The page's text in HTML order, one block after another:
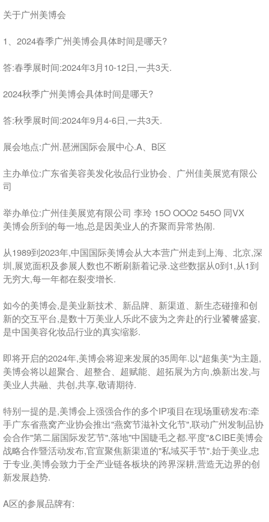
关于广州美博会
1、2024春季广州美博会具体时间是哪天?
答:春季展时间:2024年3月10-12日,一共3天.
2024秋季广州美博会具体时间是哪天?
答:秋季展时间:2024年9月4-6日,一共3天.
展会地点:广州.琶洲国际会展中心.A、B区
主办单位:广东省美容美发化妆品行业协会、广州佳美展览有限公
司
举办单位:广州佳美展览有限公司 李玲 15O OOO2 545O 同VX
美博会所到的每一地,总是因美业人的齐聚而异常热闹.
从1989到2023年,中国国际美博会从大本营广州走到上海、北京,深
圳,展览面积及参展人数也不断刷新着记录.这些数据从0到1,从1到
无穷大,每一年都在裂变增长.
如今的美博会,是美业新技术、新品牌、新渠道、新生态碰撞和创
新的交互平台,是数十万美业人乐此不疲为之奔赴的行业饕餮盛宴,
是中国美容化妆品行业的真实缩影.
即将开启的2024年,美博会将迎来发展的35周年.以"超集美"为主题,
美博会将以超聚合、超整合、超赋能、超拓展为方向,焕新出发,与
美业人共融、共创,共享,敬请期待.
特别一提的是,美博会上强强合作的多个IP项目在现场重磅发布:牵
手广东省燕窝产业协会推出"燕窝节滋补文化节",联动广州发制品协
会合作"第二届国际发艺节",落地"中国睫毛之都.平度"&CIBE美博会
战略合作暨活动发布,官宣聚焦新渠道的"私域买手节".始于美业,忠
于专业,美博会致力于全产业链各板块的跨界深耕,营造无边界的创
新发展趋势.
A区的参展品牌有: